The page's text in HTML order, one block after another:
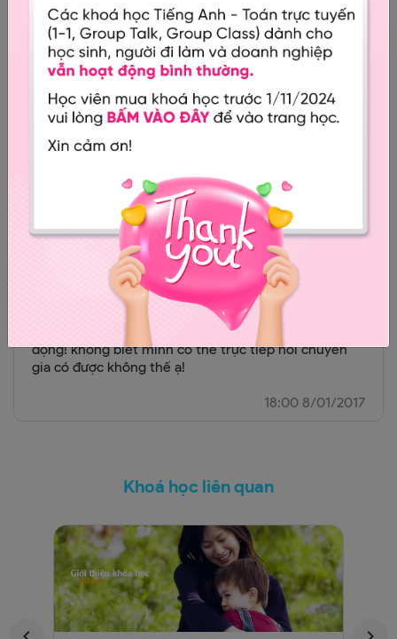
9:00 9/03/2018
Ngô Thị Hiền
13:00 15/10/2017
Hơi chậm chút.tạm dc diễn đạt rõ hơn rất ok
18:00 8/01/2017
Bài học tương đối tốt nhưng con mình mới 2 tuổi và
là bé trai nên rất khó để tập trung vì bé rất hiếu
động! không biết mình có thể trực tiếp hỏi chuyên
gia có được không thế ạ!
Khoá học liên quan